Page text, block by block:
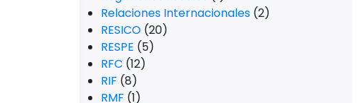
Relaciones Internacionales (2)
RESICO (20)
RESPE (5)
RFC (12)
RIF (8)
RMF (1)